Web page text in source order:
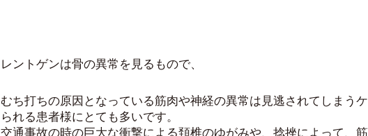
レントゲンは骨の異常を見るもので、
むち打ちの原因となっている筋肉や神経の異常は見逃されてしまう
られる患者様にとても多いです。
交通事故の時の巨大な衝撃による頚椎のゆがみや、捻挫によって、